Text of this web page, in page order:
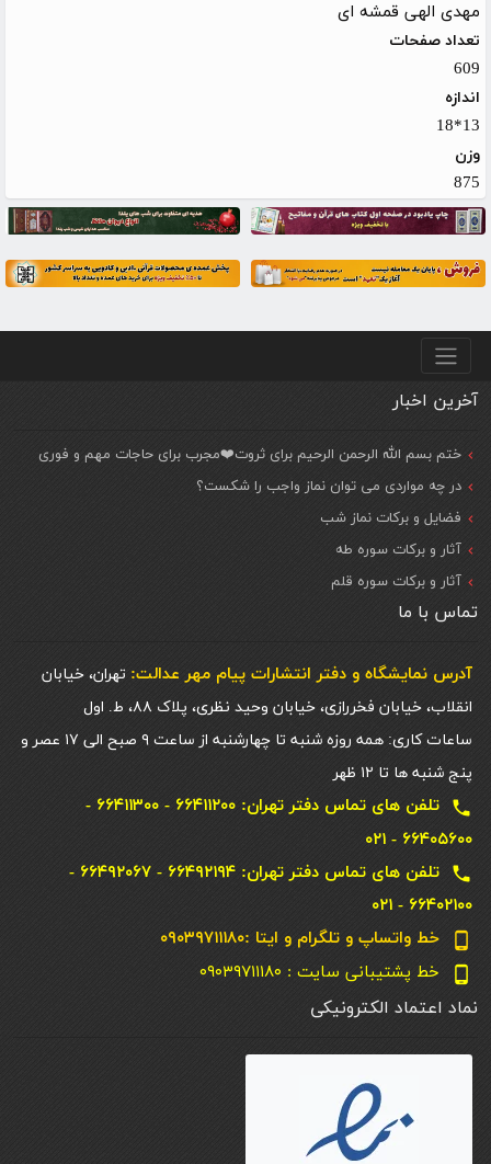
مهدی الهی قمشه ای
تعداد صفحات
609
اندازه
13*18
وزن
875
منو پایین
آخرین اخبار
ختم بسم الله الرحمن الرحیم برای ثروت❤️مجرب برای حاجات مهم و فوری
در چه مواردی می توان نماز واجب را شکست؟
فضایل و برکات نماز شب
آثار و برکات سوره طه
آثار و برکات سوره قلم
تماس با ما
آدرس نمایشگاه و دفتر انتشارات پيام مهر عدالت: تهران، خیابان
انقلاب، خیابان فخررازی، خیابان وحید نظری، پلاک ۸۸، ط. اول
ساعات کاری: همه روزه شنبه تا چهارشنبه از ساعت ۹ صبح الی ۱۷ عصر و
پنج شنبه ها تا ۱۲ ظهر
local_phone
تلفن های تماس دفتر تهران: ۶۶۴۱۱۲۰۰ - ۶۶۴۱۱۳۰۰ -
۶۶۴۰۵۶۰۰ - ۰۲۱
local_phone
تلفن های تماس دفتر تهران: ۶۶۴۹۲۱۹۴ - ۶۶۴۹۲۰۶۷ -
۶۶۴۰۲۱۰۰ - ۰۲۱
phone_android خط واتساپ و تلگرام و ایتا :۰۹۰۳۹۷۱۱۱۸۰
phone_android خط پشتیبانی سایت : ۰۹۰۳۹۷۱۱۱۸۰
نماد اعتماد الکترونیکی